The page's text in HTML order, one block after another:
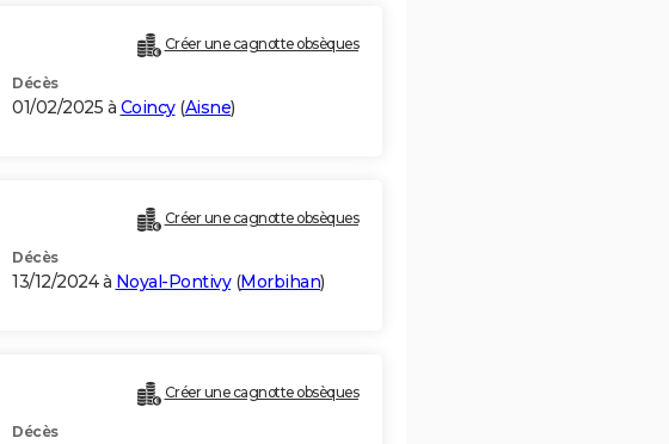
Créer une cagnotte obsèques
Décès
01/02/2025 à Coincy(Aisne)
Créer une cagnotte obsèques
Décès
13/12/2024 à Noyal-Pontivy(Morbihan)
Créer une cagnotte obsèques
Décès